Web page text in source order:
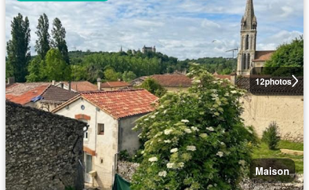
12photos
Maison